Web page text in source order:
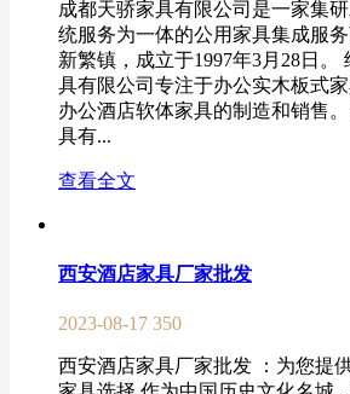
成都天骄家具有限公司是一家集
统服务为一体的公用家具集成服
新繁镇，成立于1997年3月28日。
具有限公司专注于办公实木板式家
办公酒店软体家具的制造和销售
具有...
查看全文
西安酒店家具厂家批发
2023-08-17 350
西安酒店家具厂家批发 ：为您提